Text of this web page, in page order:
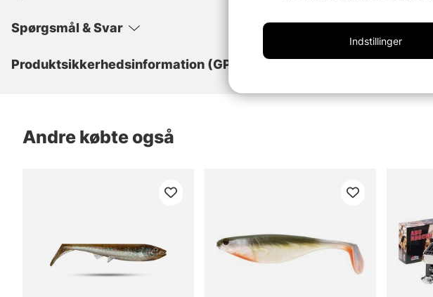
Spørgsmål & Svar
Produktsikkerhedsinformation (GPSR)
Andre købte også
Indstillinger